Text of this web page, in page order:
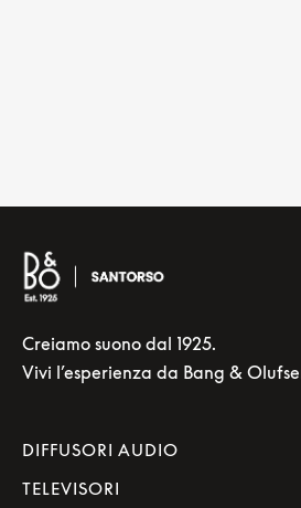
Creiamo suono dal 1925.
Vivi l’esperienza da Bang &
DIFFUSORI AUDIO
TELEVISORI